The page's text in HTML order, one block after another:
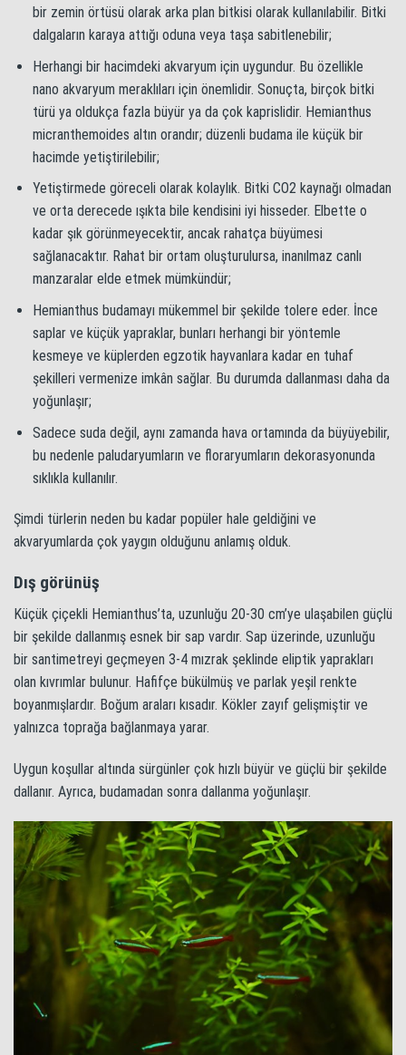
bir zemin örtüsü olarak arka plan bitkisi olarak kullanılabilir. Bitki
dalgaların karaya attığı oduna veya taşa sabitlenebilir;
Herhangi bir hacimdeki akvaryum için uygundur. Bu özellikle
nano akvaryum meraklıları için önemlidir. Sonuçta, birçok bitki
türü ya oldukça fazla büyür ya da çok kaprislidir. Hemianthus
micranthemoides altın orandır; düzenli budama ile küçük bir
hacimde yetiştirilebilir;
Yetiştirmede göreceli olarak kolaylık. Bitki CO2 kaynağı olmadan
ve orta derecede ışıkta bile kendisini iyi hisseder. Elbette o
kadar şık görünmeyecektir, ancak rahatça büyümesi
sağlanacaktır. Rahat bir ortam oluşturulursa, inanılmaz canlı
manzaralar elde etmek mümkündür;
Hemianthus budamayı mükemmel bir şekilde tolere eder. İnce
saplar ve küçük yapraklar, bunları herhangi bir yöntemle
kesmeye ve küplerden egzotik hayvanlara kadar en tuhaf
şekilleri vermenize imkân sağlar. Bu durumda dallanması daha da
yoğunlaşır;
Sadece suda değil, aynı zamanda hava ortamında da büyüyebilir,
bu nedenle paludaryumların ve floraryumların dekorasyonunda
sıklıkla kullanılır.
Şimdi türlerin neden bu kadar popüler hale geldiğini ve
akvaryumlarda çok yaygın olduğunu anlamış olduk.
Dış görünüş
Küçük çiçekli Hemianthus’ta, uzunluğu 20-30 cm’ye ulaşabilen güçlü
bir şekilde dallanmış esnek bir sap vardır. Sap üzerinde, uzunluğu
bir santimetreyi geçmeyen 3-4 mızrak şeklinde eliptik yaprakları
olan kıvrımlar bulunur. Hafifçe bükülmüş ve parlak yeşil renkte
boyanmışlardır. Boğum araları kısadır. Kökler zayıf gelişmiştir ve
yalnızca toprağa bağlanmaya yarar.
Uygun koşullar altında sürgünler çok hızlı büyür ve güçlü bir şekilde
dallanır. Ayrıca, budamadan sonra dallanma yoğunlaşır.